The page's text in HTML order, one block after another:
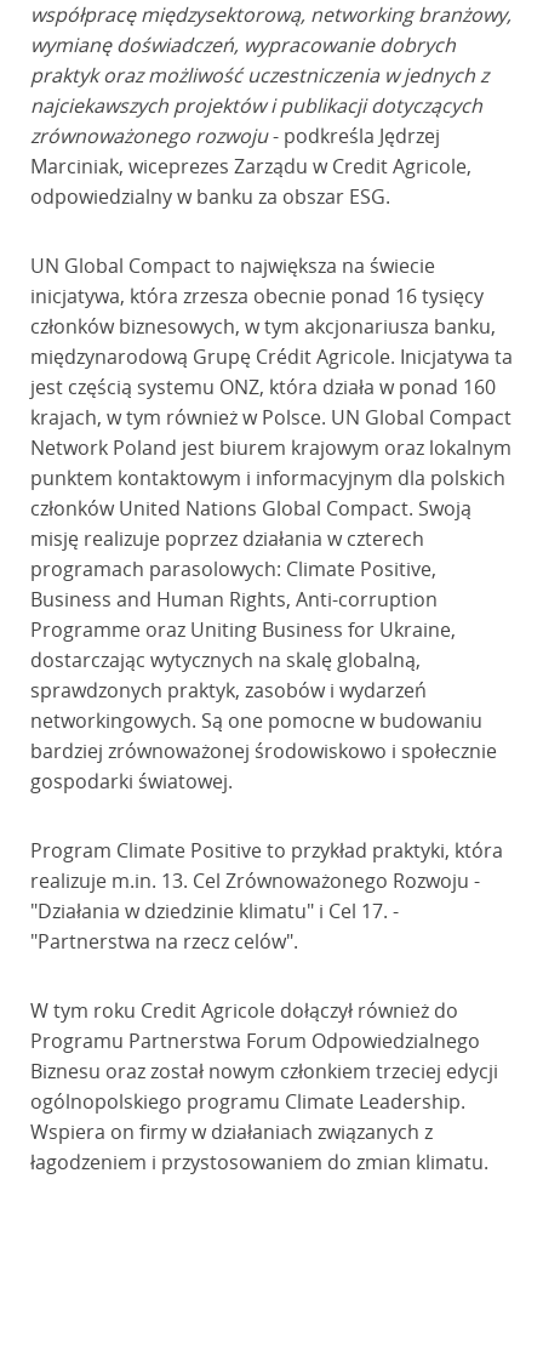
współpracę międzysektorową, networking branżowy,
wymianę doświadczeń, wypracowanie dobrych
praktyk oraz możliwość uczestniczenia w jednych z
najciekawszych projektów i publikacji dotyczących
zrównoważonego rozwoju- podkreśla Jędrzej
Marciniak, wiceprezes Zarządu w Credit Agricole,
odpowiedzialny w banku za obszar ESG.
UN Global Compact to największa na świecie
inicjatywa, która zrzesza obecnie ponad 16 tysięcy
członków biznesowych, w tym akcjonariusza banku,
międzynarodową Grupę Crédit Agricole. Inicjatywa ta
jest częścią systemu ONZ, która działa w ponad 160
krajach, w tym również w Polsce. UN Global Compact
Network Poland jest biurem krajowym oraz lokalnym
punktem kontaktowym i informacyjnym dla polskich
członków United Nations Global Compact. Swoją
misję realizuje poprzez działania w czterech
programach parasolowych: Climate Positive,
Business and Human Rights, Anti-corruption
Programme oraz Uniting Business for Ukraine,
dostarczając wytycznych na skalę globalną,
sprawdzonych praktyk, zasobów i wydarzeń
networkingowych. Są one pomocne w budowaniu
bardziej zrównoważonej środowiskowo i społecznie
gospodarki światowej.
Program Climate Positive to przykład praktyki, która
realizuje m.in. 13. Cel Zrównoważonego Rozwoju -
"Działania w dziedzinie klimatu" i Cel 17. -
"Partnerstwa na rzecz celów".
W tym roku Credit Agricole dołączył również do
Programu Partnerstwa Forum Odpowiedzialnego
Biznesu oraz został nowym członkiem trzeciej edycji
ogólnopolskiego programu Climate Leadership.
Wspiera on firmy w działaniach związanych z
łagodzeniem i przystosowaniem do zmian klimatu.